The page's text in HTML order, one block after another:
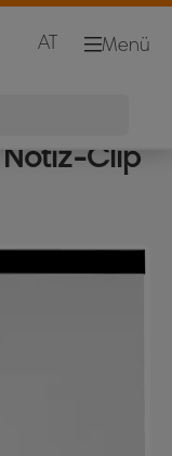
Menü
AT
Clip